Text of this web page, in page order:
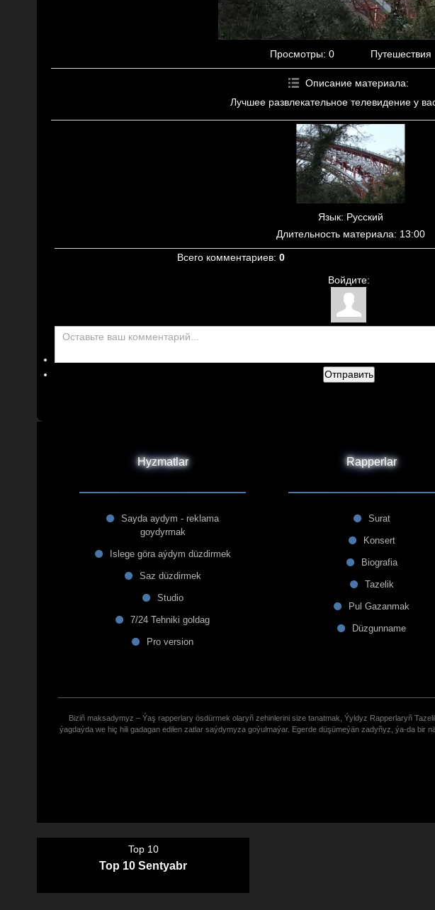
Просмотры: 0 Путешествия
Описание материала:
Лучшее развлекательное телевидение у
Язык: Русский
Длительность материала: 13:00
Всего комментариев: 0
Войдите:
Отправить
Hyzmatlar
Sayda aydym - reklama
goydyrmak
Islege göra aýdym düzdirmek
Saz düzdirmek
Studio
7/24 Tehniki goldag
Pro version
Rapperlar
Surat
Konsert
Biografia
Tazelik
Pul Gazanmak
Düzgunname
Biziñ maksadymyz – Ýaş rapperlary ösdürmek olaryñ zehinlerini size tanatmak, Ýyldyz Rapperlaryñ
ýagdaýda we hiç hili gadagan edilen zatlar saýdymyza goýulmaýar. Egerde düşümeýän zadyñyz, ýa-da
Top 10
Top 10 Sentyabr